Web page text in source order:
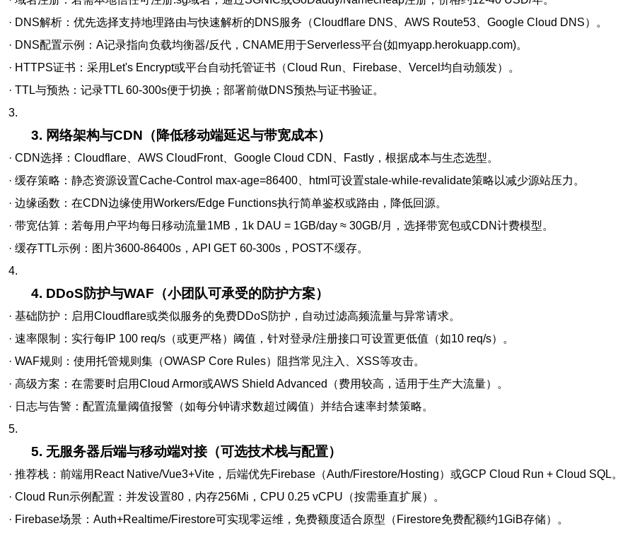
· DNS解析：优先选择支持地理路由与快速解析的DNS服务（Cloudflare DNS、AWS Route53、Google Cloud DNS）。
· DNS配置示例：A记录指向负载均衡器/反代，CNAME用于Serverless平台(如myapp.herokuapp.com)。
· HTTPS证书：采用Let's Encrypt或平台自动托管证书（Cloud Run、Firebase、Vercel均自动颁发）。
· TTL与预热：记录TTL 60-300s便于切换；部署前做DNS预热与证书验证。
3.
3. 网络架构与CDN（降低移动端延迟与带宽成本）
· CDN选择：Cloudflare、AWS CloudFront、Google Cloud CDN、Fastly，根据成本与生态选型。
· 缓存策略：静态资源设置Cache-Control max-age=86400、html可设置stale-while-revalidate策略以减少源站压力。
· 边缘函数：在CDN边缘使用Workers/Edge Functions执行简单鉴权或路由，降低回源。
· 带宽估算：若每用户平均每日移动流量1MB，1k DAU = 1GB/day ≈ 30GB/月，选择带宽包或CDN计费模型。
· 缓存TTL示例：图片3600-86400s，API GET 60-300s，POST不缓存。
4.
4. DDoS防护与WAF（小团队可承受的防护方案）
· 基础防护：启用Cloudflare或类似服务的免费DDoS防护，自动过滤高频流量与异常请求。
· 速率限制：实行每IP 100 req/s（或更严格）阈值，针对登录/注册接口可设置更低值（如10 req/s）。
· WAF规则：使用托管规则集（OWASP Core Rules）阻挡常见注入、XSS等攻击。
· 高级方案：在需要时启用Cloud Armor或AWS Shield Advanced（费用较高，适用于生产大流量）。
· 日志与告警：配置流量阈值报警（如每分钟请求数超过阈值）并结合速率封禁策略。
5.
5. 无服务器后端与移动端对接（可选技术栈与配置）
· 推荐栈：前端用React Native/Vue3+Vite，后端优先Firebase（Auth/Firestore/Hosting）或GCP Cloud Run + Cloud SQL。
· Cloud Run示例配置：并发设置80，内存256Mi，CPU 0.25 vCPU（按需垂直扩展）。
· Firebase场景：Auth+Realtime/Firestore可实现零运维，免费额度适合原型（Firestore免费配额约1GiB存储）。